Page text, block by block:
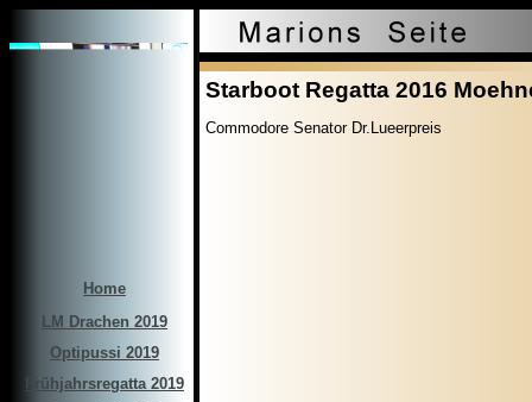
Home
LM Drachen 2019
Optipussi 2019
Frühjahrsregatta 2019
Starboot Regatta 2016
Commodore Senator Dr.Lueerpreis